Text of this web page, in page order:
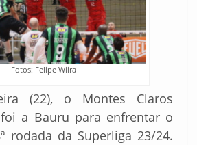
Fotos: Felipe Wiira
(22), o Montes Claros
a Bauru para enfrentar o
rodada da Superliga 23/24.